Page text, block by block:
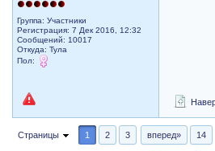
Группа: Участники
Регистрация: 7 Дек 2016, 12:32
Сообщений: 10017
Откуда: Тула
Пол:
Страницы 1 2 3 вперед» 14